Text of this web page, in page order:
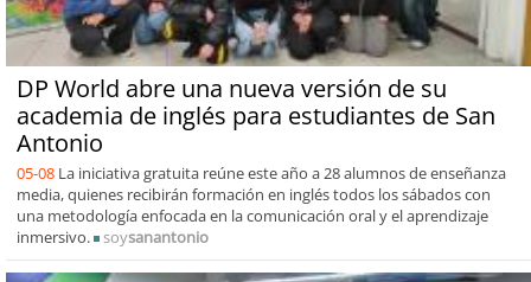
DP World abre una nueva versión de su
academia de inglés para estudiantes de San
Antonio
05-08 La iniciativa gratuita reúne este año a 28 alumnos de enseñanza
media, quienes recibirán formación en inglés todos los sábados con
una metodología enfocada en la comunicación oral y el aprendizaje
inmersivo.
soysanantonio